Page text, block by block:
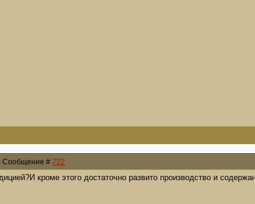
Сообщение # 722
кроме этого достаточно развито производство и